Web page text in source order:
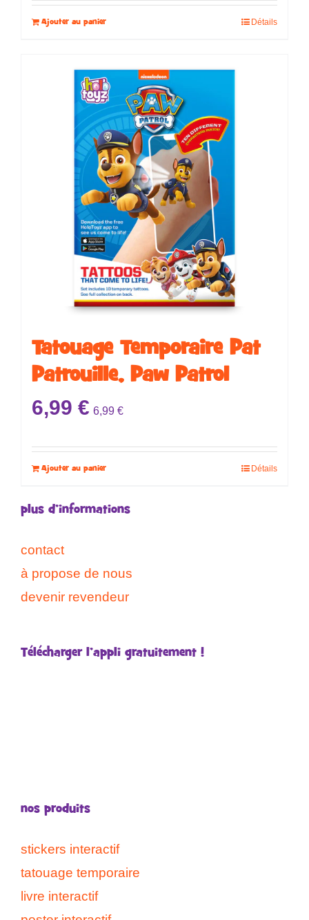
Ajouter au panier Détails
Tatouage Temporaire ​​​​Pat
Patrouille, Paw Patrol
6,99 € 6,99 €
Ajouter au panier Détails
plus d’informations
contact
à propose de nous
devenir revendeur
Télécharger l’appli gratuitement !
nos produits
stickers interactif
tatouage temporaire
livre interactif